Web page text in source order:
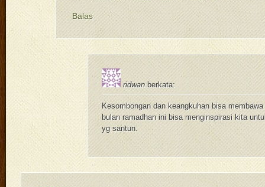
Balas
ridwan berkata:
Kesombongan dan keangkuhan bisa
bulan ramadhan ini bisa menginspirasi kita
yg santun.